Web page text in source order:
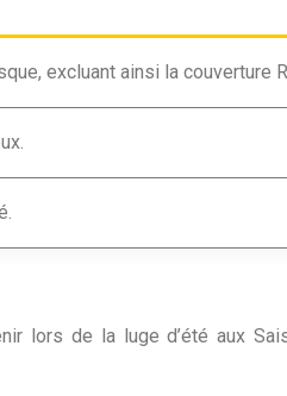
excluant ainsi la couverture
lors de la luge d’été aux